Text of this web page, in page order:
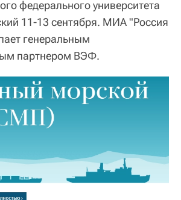
федерального университета
11-13 сентября. МИА "Россия
генеральным
партнером ВЭФ.